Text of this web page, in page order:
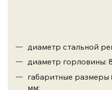
диаметр стальной
диаметр горловины:
габаритные
мм;